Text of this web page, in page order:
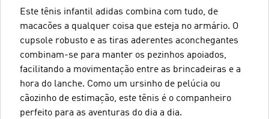
Este tênis infantil adidas combina com tudo, de
macacões a qualquer coisa que esteja no armário. O
cupsole robusto e as tiras aderentes aconchegantes
combinam-se para manter os pezinhos apoiados,
facilitando a movimentação entre as brincadeiras e a
hora do lanche. Como um ursinho de pelúcia ou
cãozinho de estimação, este tênis é o companheiro
perfeito para as aventuras do dia a dia.